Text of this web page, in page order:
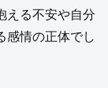
える不安や自分
感情の正体でし